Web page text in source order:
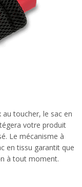
toucher, le sac en
votre produit
Le mécanisme à
en tissu garantit que
à tout moment.